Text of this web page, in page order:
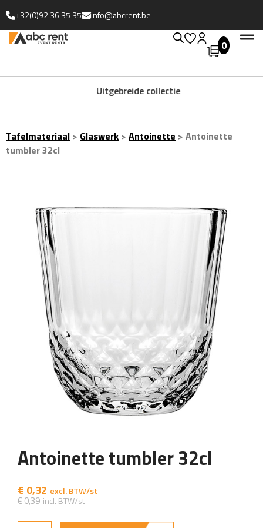
+32(0)92 36 35 35 info@abcrent.be
0
Uitgebreide collectie
Tafelmateriaal > Glaswerk > Antoinette > Antoinette
tumbler 32cl
Antoinette tumbler 32cl
€ 0,32
€ 0,39